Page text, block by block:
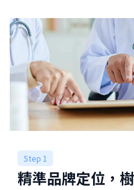
Step 1
精準品牌定位，